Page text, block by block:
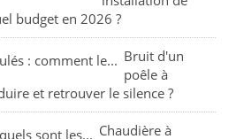
budget en 2026 ?
Bruit d'un
poêle à
et retrouver le silence ?
Chaudière à